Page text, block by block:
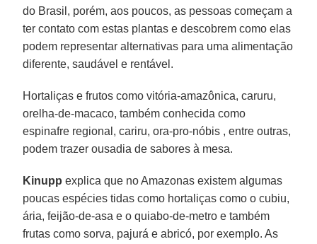
do Brasil, porém, aos poucos, as pessoas começam a
ter contato com estas plantas e descobrem como elas
podem representar alternativas para uma alimentação
diferente, saudável e rentável.
Hortaliças e frutos como vitória-amazônica, caruru,
orelha-de-macaco, também conhecida como
espinafre regional, cariru, ora-pro-nóbis , entre outras,
podem trazer ousadia de sabores à mesa.
Kinupp explica que no Amazonas existem algumas
poucas espécies tidas como hortaliças como o cubiu,
ária, feijão-de-asa e o quiabo-de-metro e também
frutas como sorva, pajurá e abricó, por exemplo. As